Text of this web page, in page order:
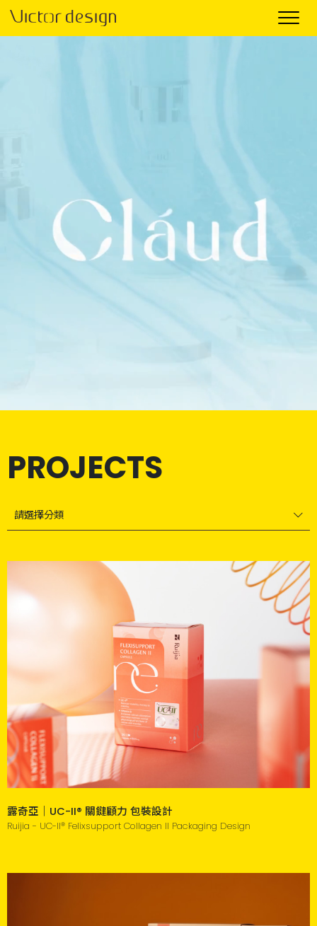
PROJECTS
請選擇分類
露奇亞｜UC-II® 關鍵顧力 包裝設計
Ruijia - UC-II® Felixsupport Collagen II Packaging Design